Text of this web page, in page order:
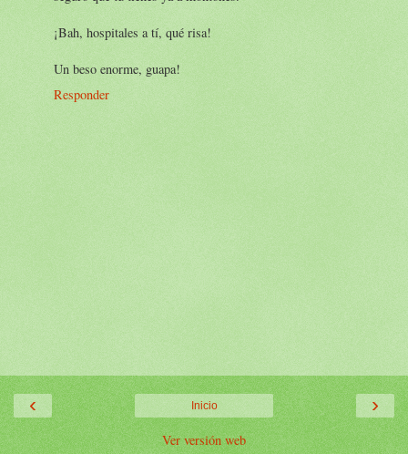
¡Bah, hospitales a tí, qué risa!
Un beso enorme, guapa!
Responder
‹ ›
Inicio
Ver versión web